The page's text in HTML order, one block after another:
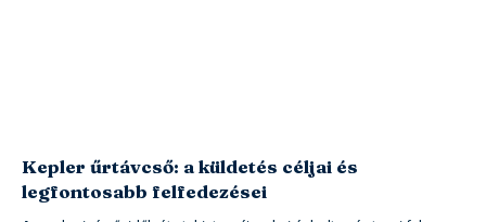
Kepler űrtávcső: a küldetés céljai és
legfontosabb felfedezései